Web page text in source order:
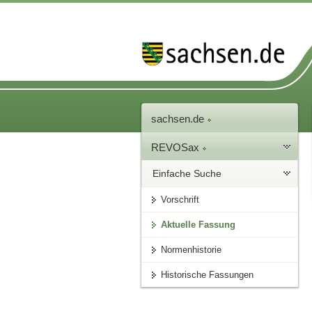
sachsen.de
REVOSax
Einfache Suche
Vorschrift
Aktuelle Fassung
Normenhistorie
Historische Fassungen